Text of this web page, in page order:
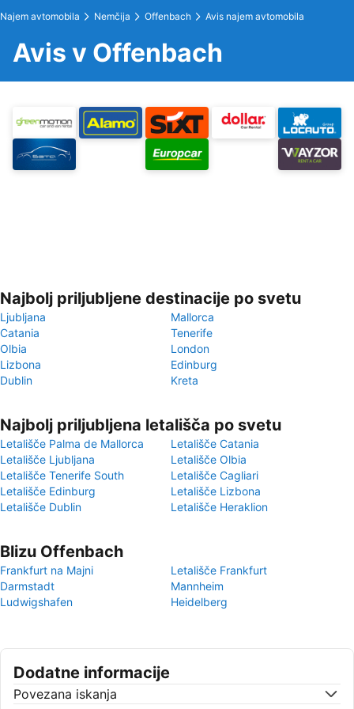
Najem avtomobila Nemčija Offenbach Avis najem avtomobila
Avis v Offenbach
Najbolj priljubljene destinacije po svetu
Ljubljana
Mallorca
Catania
Tenerife
Olbia
London
Lizbona
Edinburg
Dublin
Kreta
Najbolj priljubljena letališča po svetu
Letališče Palma de Mallorca
Letališče Catania
Letališče Ljubljana
Letališče Olbia
Letališče Tenerife South
Letališče Cagliari
Letališče Edinburg
Letališče Lizbona
Letališče Dublin
Letališče Heraklion
Blizu Offenbach
Frankfurt na Majni
Letališče Frankfurt
Darmstadt
Mannheim
Ludwigshafen
Heidelberg
Dodatne informacije
Povezana iskanja